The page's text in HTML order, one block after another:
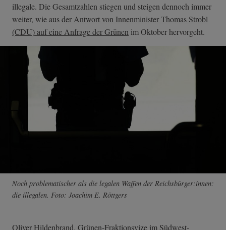
illegale. Die Gesamtzahlen stiegen und steigen dennoch immer
weiter, wie ausder Antwort von Innenminister Thomas Strobl
(CDU) auf eine Anfrage der Grünen im Oktober hervorgeht.
Noch problematischer als die legalen Waffen der Reichsbürger:innen:
die illegalen. Foto: Joachim E. Röttgers
Oliver Hildenbrand, Grünen-Fraktionsvize im Südwest-